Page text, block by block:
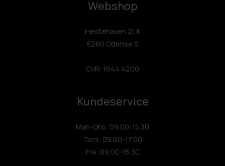
Webshop
Hestehaven 21 K
5260 Odense S
CVR: 1644 4200
Kundeservice
Man-Ons: 09.00-15.30
Tors: 09.00-17.00
Fre: 09.00-15.30